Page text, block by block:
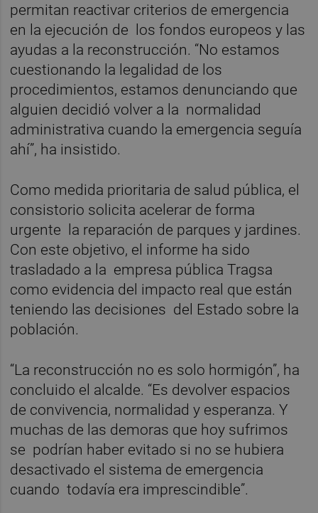
permitan reactivar criterios de emergencia
en la ejecución de los fondos europeos y las
ayudas a la reconstrucción. “No estamos
cuestionando la legalidad de los
procedimientos, estamos denunciando que
alguien decidió volver a la normalidad
administrativa cuando la emergencia seguía
ahí”, ha insistido.
Como medida prioritaria de salud pública, el
consistorio solicita acelerar de forma
urgente la reparación de parques y jardines.
Con este objetivo, el informe ha sido
trasladado a la empresa pública Tragsa
como evidencia del impacto real que están
teniendo las decisiones del Estado sobre la
población.
“La reconstrucción no es solo hormigón”, ha
concluido el alcalde. “Es devolver espacios
de convivencia, normalidad y esperanza. Y
muchas de las demoras que hoy sufrimos
se podrían haber evitado si no se hubiera
desactivado el sistema de emergencia
cuando todavía era imprescindible”.